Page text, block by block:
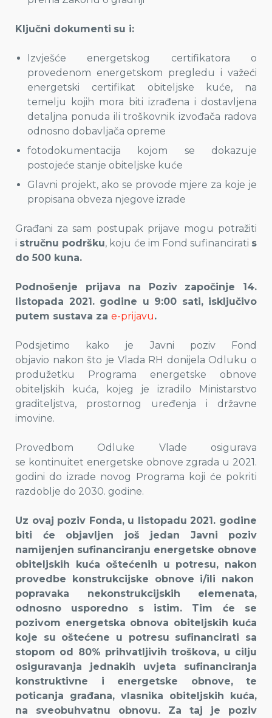
Ključni dokumenti su i:
Izvješće energetskog certifikatora o
provedenom energetskom pregledu i važeći
energetski certifikat obiteljske kuće, na
temelju kojih mora biti izrađena i dostavljena
detaljna ponuda ili troškovnik izvođača radova
odnosno dobavljača opreme
fotodokumentacija kojom se dokazuje
postojeće stanje obiteljske kuće
Glavni projekt, ako se provode mjere za koje je
propisana obveza njegove izrade
Građani za sam postupak prijave mogu potražiti
i stručnu podršku, koju će im Fond sufinancirati s
do 500 kuna.
Podnošenje prijava na Poziv započinje 14.
listopada 2021. godine u 9:00 sati, isključivo
putem sustava za e-prijavu.
Podsjetimo kako je Javni poziv Fond
objavio nakon što je Vlada RH donijela Odluku o
produžetku Programa energetske obnove
obiteljskih kuća, kojeg je izradilo Ministarstvo
graditeljstva, prostornog uređenja i državne
imovine.
Provedbom Odluke Vlade osigurava
se kontinuitet energetske obnove zgrada u 2021.
godini do izrade novog Programa koji će pokriti
razdoblje do 2030. godine.
Uz ovaj poziv Fonda, u listopadu 2021. godine
biti će objavljen još jedan Javni poziv
namijenjen sufinanciranju energetske obnove
obiteljskih kuća oštećenih u potresu, nakon
provedbe konstrukcijske obnove i/ili nakon
popravaka nekonstrukcijskih elemenata,
odnosno usporedno s istim. Tim će se
pozivom energetska obnova obiteljskih kuća
koje su oštećene u potresu sufinancirati sa
stopom od 80% prihvatljivih troškova, u cilju
osiguravanja jednakih uvjeta sufinanciranja
konstruktivne i energetske obnove, te
poticanja građana, vlasnika obiteljskih kuća,
na sveobuhvatnu obnovu. Za taj je poziv